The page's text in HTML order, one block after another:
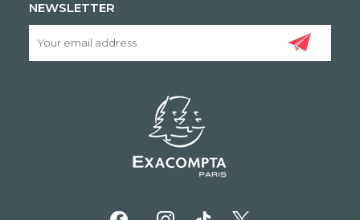
NEWSLETTER